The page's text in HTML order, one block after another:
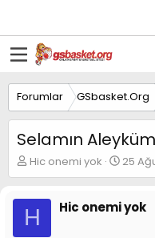
Forumlar GSbasket.Org
Selamın
K
o
u
y
Hic onemi yok
B
a
a
25
H Hic onemi yok